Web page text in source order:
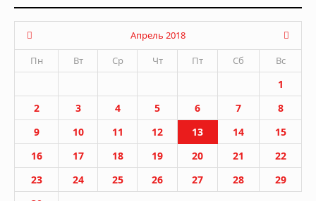
Апрель 2018
Пн
Вт Ср Чт Пт Сб Вс
1
2
3 4 5 6 7
8
9
10 11 12 13 14
15
16
17 18 19 20 21
22
23
24 25 26 27 28
29